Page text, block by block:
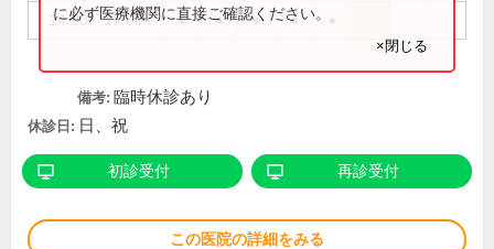
14:00～17:00 ● ● ● ●
に必ず医療機関に直接ご確認ください。
×閉じる
備考: 臨時休診あり
休診日: 日、祝
初診受付 再診受付
この医院の詳細をみる